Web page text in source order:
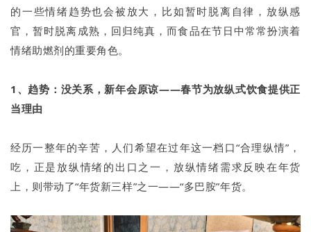
的一些情绪趋势也会被放大，比如暂时脱离自律，放纵感
官，暂时脱离成熟，回归纯真，而食品在节日中常常扮演着
情绪助燃剂的重要角色。
1、趋势：没关系，新年会原谅——春节为放纵式饮食提供正
当理由
经历⼀整年的⾟苦，⼈们希望在过年这⼀档口“合理纵情”，
吃，正是放纵情绪的出口之一，放纵情绪需求反映在年货
上，则带动了“年货新三样”之一——“多巴胺”年货。